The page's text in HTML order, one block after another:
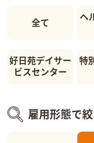
全て
ヘ
好日苑デイサー
ビスセンター
特
雇用形態で